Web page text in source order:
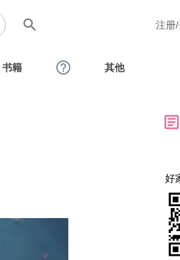
search 注册
书籍 help_outline 其他
article
好